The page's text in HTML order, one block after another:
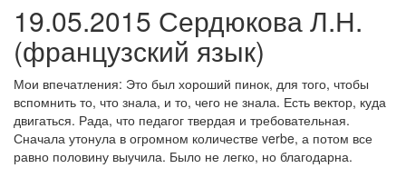
19.05.2015 Сердюкова Л.Н.
(французский язык)
Мои впечатления: Это был хороший пинок, для того, чтобы
вспомнить то, что знала, и то, чего не знала. Есть вектор, куда
двигаться. Рада, что педагог твердая и требовательная.
Сначала утонула в огромном количестве verbe, а потом все
равно половину выучила. Было не легко, но благодарна.